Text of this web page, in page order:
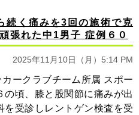
く痛みを3回の施術で克
張れた中1男子 症例６０
2025年11月10日（月）5:14 PM
ークラブチーム所属 スポー
頃、膝と股関節に痛みが出
を受診しレントゲン検査を受